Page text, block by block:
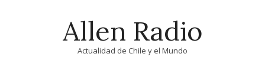
Allen Radio
Actualidad de Chile y el Mundo